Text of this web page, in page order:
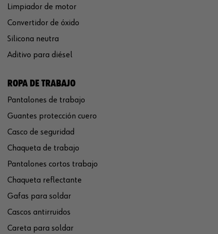
Limpiador de motor
Convertidor de óxido
Silicona neutra
Aditivo para diésel
ROPA DE TRABAJO
Pantalones de trabajo
Guantes protección cuero
Casco de seguridad
Chaqueta de trabajo
Pantalones cortos trabajo
Chaqueta reflectante
Gafas para soldar
Cascos antirruidos
Careta para soldar